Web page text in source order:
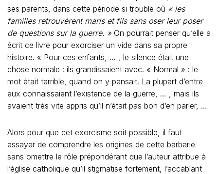
ses parents, dans cette période si trouble où « les
familles retrouvèrent maris et fils sans oser leur poser
de questions sur la guerre. » On pourrait penser qu’elle a
écrit ce livre pour exorciser un vide dans sa propre
histoire. « Pour ces enfants, … , le silence était une
chose normale : ils grandissaient avec. « Normal » : le
mot était terrible, quand on y pensait. La plupart d’entre
eux connaissaient l’existence de la guerre, … , mais ils
avaient très vite appris qu’il n’était pas bon d’en parler, …
Alors pour que cet exorcisme soit possible, il faut
essayer de comprendre les origines de cette barbarie
sans omettre le rôle prépondérant que l’auteur attribue à
l’église catholique qu’il stigmatise fortement, l’accablant